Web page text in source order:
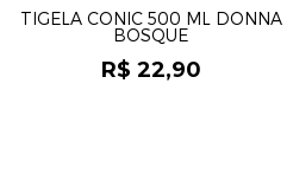
TIGELA CONIC 500 ML DONNA
BOSQUE
R$ 22,90